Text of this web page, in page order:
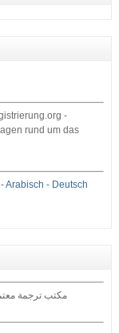
-
rund um das
Arabisch - Deutsch
مكتب ترجمة